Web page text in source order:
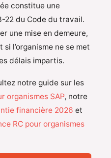
constitue une
22 du Code du travail.
une mise en demeure,
l’organisme ne se met
délais impartis.
notre guide sur les
organismes SAP, notre
financière 2026 et
RC pour organismes